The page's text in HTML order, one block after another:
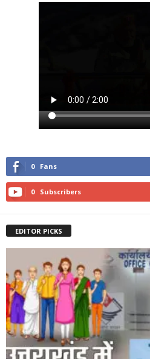
0 Fans
0 Subscribers
EDITOR PICKS